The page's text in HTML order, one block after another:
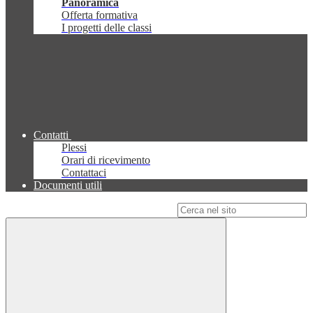
Panoramica
Offerta formativa
I progetti delle classi
Contatti
Plessi
Orari di ricevimento
Contattaci
Documenti utili